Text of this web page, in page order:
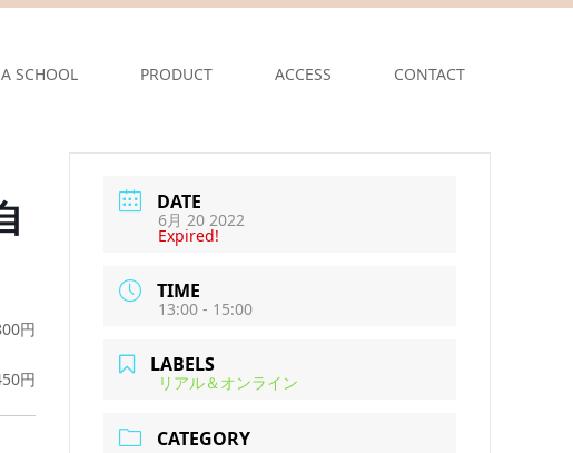
SCHOOL PRODUCT ACCESS CONTACT
円
円
DATE
6月 20 2022
Expired!
TIME
13:00 - 15:00
LABELS
リアル＆オンライン
CATEGORY